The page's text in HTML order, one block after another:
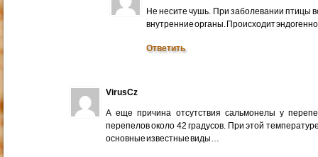
Не несите чушь. При заболевании птицы
внутренние органы. Происходит
Ответить
VirusCz
А еще причина отсутствия сальмонелы у
перепелов около 42 градусов. При этой
основные известные виды…